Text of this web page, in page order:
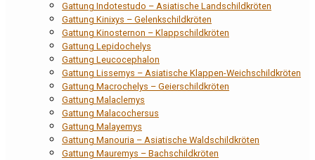
Gattung Indotestudo – Asiatische Landschildkröten
Gattung Kinixys – Gelenkschildkröten
Gattung Kinosternon – Klappschildkröten
Gattung Lepidochelys
Gattung Leucocephalon
Gattung Lissemys – Asiatische Klappen-Weichschildkröten
Gattung Macrochelys – Geierschildkröten
Gattung Malaclemys
Gattung Malacochersus
Gattung Malayemys
Gattung Manouria – Asiatische Waldschildkröten
Gattung Mauremys – Bachschildkröten